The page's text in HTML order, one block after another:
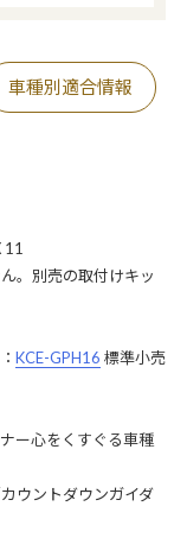
車種別適合情報
。別売の取付けキッ
KCE-GPH16 標準小売
ー心をくすぐる車種
ウントダウンガイダ